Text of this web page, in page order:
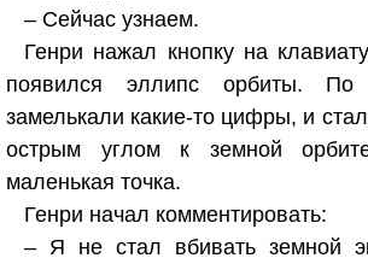
– Сейчас узнаем.
Генри нажал кнопку на
появился эллипс орбиты. По
замелькали какие-то цифры, и
острым углом к земной
маленькая точка.
Генри начал комментировать:
– Я не стал вбивать земной